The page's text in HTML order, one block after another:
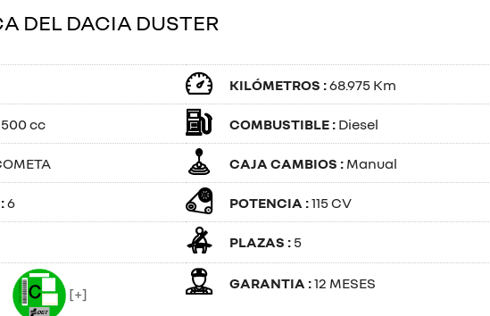
DEL DACIA DUSTER
KILÓMETROS :68.975 Km
cc COMBUSTIBLE : Diesel
CAJA CAMBIOS : Manual
6 POTENCIA :115 CV
PLAZAS : 5
[+]
GARANTIA :12 MESES